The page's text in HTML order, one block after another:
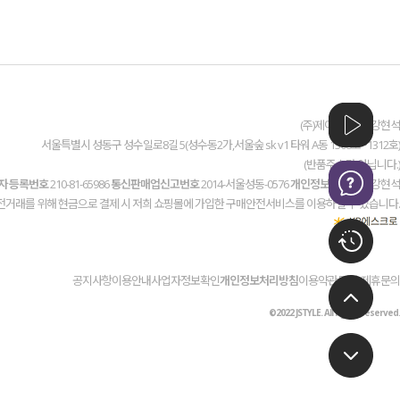
(주)제이스타일 / 강현석
서울특별시 성동구 성수일로8길 5(성수동2가,서울숲 sk v1 타워 A동 1308호~1312호)
(반품주소가 아닙니다.)
등록번호210-81-65986통신판매업신고번호2014-서울성동-0576개인정보관리책임
강현석
거래를 위해 현금으로 결제 시 저희 쇼핑몰에 가입한 구매안전서비스를 이용하실 수 있습니다.
공지사항이용안내사업자정보확인개인정보처리방침이용약관도매/제휴문의
©2022 JSTYLE. All rights reserved.